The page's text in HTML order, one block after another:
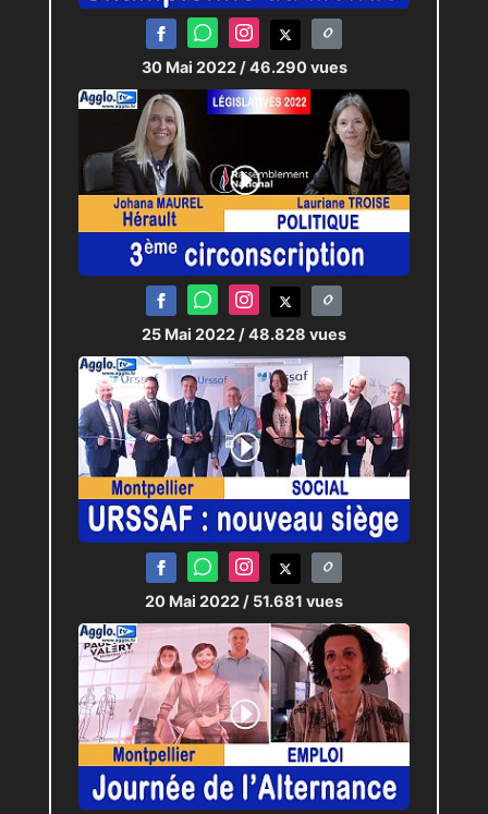
30 Mai 2022 / 46.290 vues
25 Mai 2022 / 48.828 vues
20 Mai 2022 / 51.681 vues